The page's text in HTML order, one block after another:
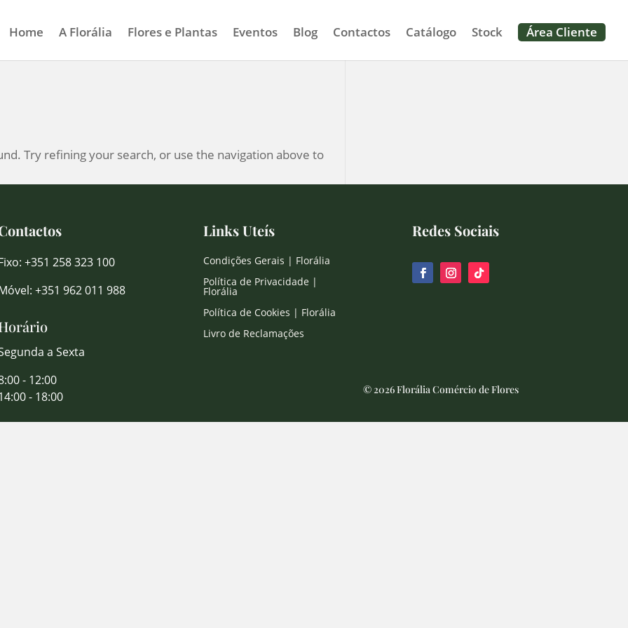
Home A Florália Flores e Plantas Eventos Blog Contactos Catálogo Stock Área Cliente
Try refining your search, or use the navigation above to
+351 258 323 100
+351 962 011 988
a Sexta
- 12:00
- 18:00
Links Uteís
Condições Gerais | Florália
Política de Privacidade |
Florália
Política de Cookies | Florália
Livro de Reclamações
Redes Sociais
© 2026 Florália Comércio de Flores